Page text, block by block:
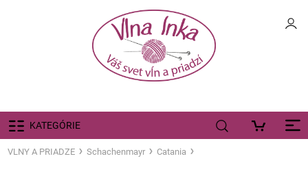
KATEGÓRIE
VLNY A PRIADZE Schachenmayr Catania